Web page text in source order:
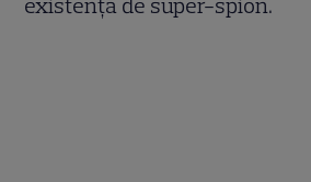
existenţă de super-spion.